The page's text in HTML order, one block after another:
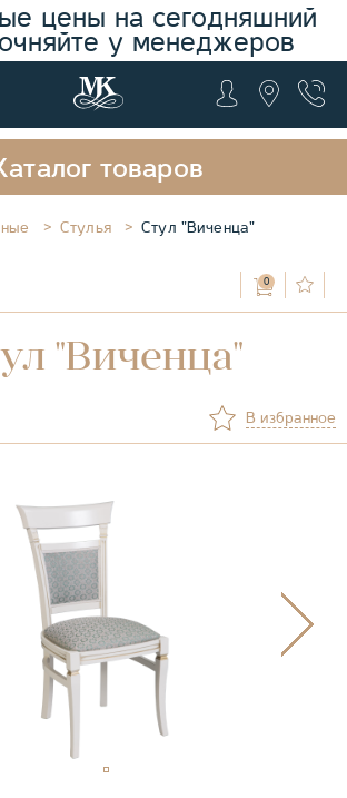
цены на сегодняшний
у менеджеров
товаров
Стулья Стул "Виченца"
0
"Виченца"
В избранное